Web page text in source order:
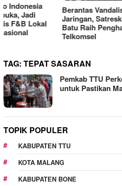
Berantas Vandalisme
Jaringan, Satreskrim Polres
Batu Raih Penghargaan dari
Telkomsel
TAG: TEPAT SASARAN
Pemkab TTU
untuk Pastikan
TOPIK POPULER
KABUPATEN TTU
KOTA MALANG
KABUPATEN BONE